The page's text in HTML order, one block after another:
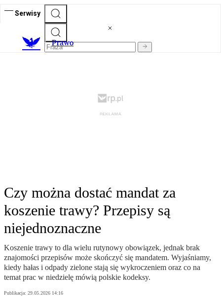
Serwisy
Prawo
Czy można dostać mandat za
koszenie trawy? Przepisy są
niejednoznaczne
Koszenie trawy to dla wielu rutynowy obowiązek, jednak brak
znajomości przepisów może skończyć się mandatem. Wyjaśniamy,
kiedy hałas i odpady zielone stają się wykroczeniem oraz co na
temat prac w niedzielę mówią polskie kodeksy.
Publikacja: 29.05.2026 14:16